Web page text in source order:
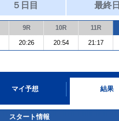
５日目 最終日
9R 10R 11R
20:26 20:54 21:17
マイ予想 結果
スタート情報